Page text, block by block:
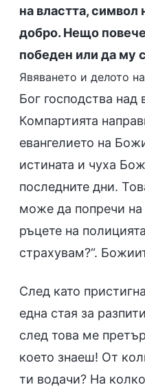
на властта, символ
добро. Нещо
победен или да му
Явяването и делото
Бог господства над
Компартията
евангелието на
истината и чуха
последните дни.
може да попречи на
ръцете на
страхувам?“.
След като
една стая за
след това ме
което знаеш! От
ти водачи? На